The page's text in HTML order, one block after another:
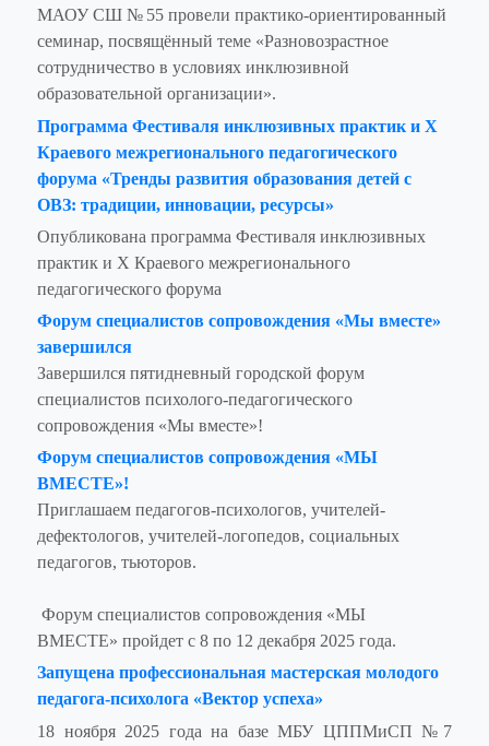
МАОУ СШ № 55 провели практико-ориентированный
семинар, посвящённый теме «Разновозрастное
сотрудничество в условиях инклюзивной
образовательной организации».
Программа Фестиваля инклюзивных практик и X
Краевого межрегионального педагогического
форума «Тренды развития образования детей с
ОВЗ: традиции, инновации, ресурсы»
Опубликована программа Фестиваля инклюзивных
практик и X Краевого межрегионального
педагогического форума
Форум специалистов сопровождения «Мы вместе»
завершился
Завершился пятидневный городской форум
специалистов психолого-педагогического
сопровождения «Мы вместе»!
Форум специалистов сопровождения «МЫ
ВМЕСТЕ»!
Приглашаем педагогов-психологов, учителей-
дефектологов, учителей-логопедов, социальных
педагогов, тьюторов.
Форум специалистов сопровождения «МЫ
ВМЕСТЕ» пройдет с 8 по 12 декабря 2025 года.
Запущена профессиональная мастерская молодого
педагога-психолога «Вектор успеха»
18 ноября 2025 года на базе МБУ ЦППМиСП №7